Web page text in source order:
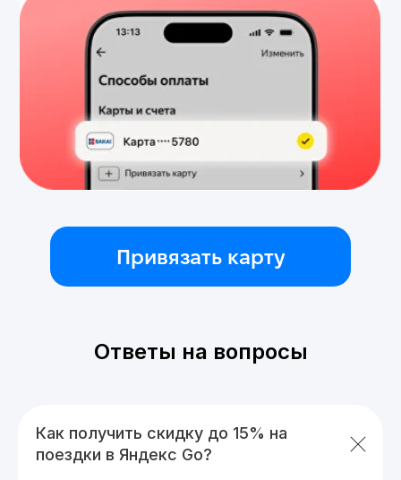
Ответы на вопросы
Как получить скидку до 15% на
поездки в Яндекс Go?
Для всех клиентов
Кыргызстан, г. Бишкек, ул.
Мичурина, 56
Лицензия НБКР №043
Подробные условия акции
Лицензия НБКР №043